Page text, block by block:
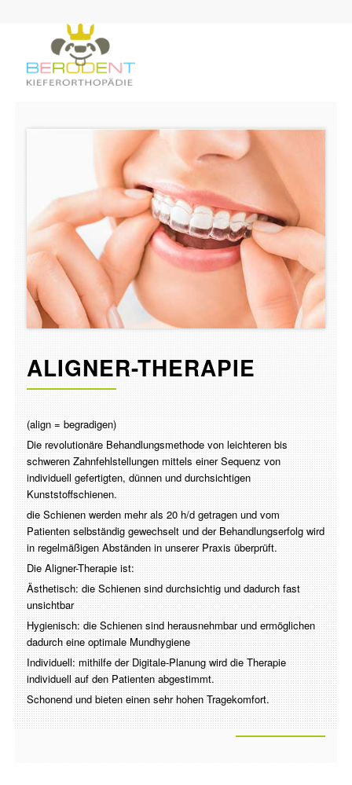
ALIGNER-THERAPIE
(align = begradigen)
Die revolutionäre Behandlungsmethode von leichteren bis
schweren Zahnfehlstellungen mittels einer Sequenz von
individuell gefertigten, dünnen und durchsichtigen
Kunststoffschienen.
die Schienen werden mehr als 20 h/d getragen und vom
Patienten selbständig gewechselt und der Behandlungserfolg wird
in regelmäßigen Abständen in unserer Praxis überprüft.
Die Aligner-Therapie ist:
Ästhetisch: die Schienen sind durchsichtig und dadurch fast
unsichtbar
Hygienisch: die Schienen sind herausnehmbar und ermöglichen
dadurch eine optimale Mundhygiene
Individuell: mithilfe der Digitale-Planung wird die Therapie
individuell auf den Patienten abgestimmt.
Schonend und bieten einen sehr hohen Tragekomfort.